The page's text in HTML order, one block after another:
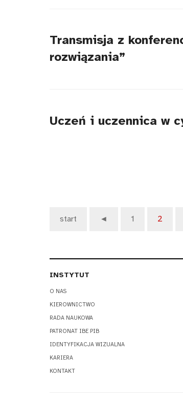
Transmisja z
rozwiązania”
Uczeń i uczennica w
start ◄ 1 2
INSTYTUT
O NAS
KIEROWNICTWO
RADA NAUKOWA
PATRONAT IBE PIB
IDENTYFIKACJA WIZUALNA
KARIERA
KONTAKT